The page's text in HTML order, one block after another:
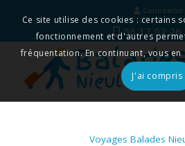
Connexion
06 17 02 26
Voyages Balades
Ce site utilise des cookies : certains
fonctionnement et d'autres
fréquentation. En continuant, vous
J'ai compris